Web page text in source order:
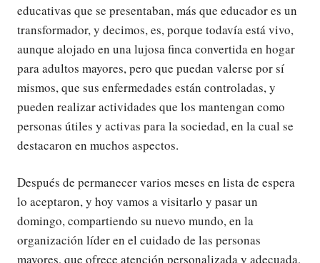
educativas que se presentaban, más que educador es un
transformador, y decimos, es, porque todavía está vivo,
aunque alojado en una lujosa finca convertida en hogar
para adultos mayores, pero que puedan valerse por sí
mismos, que sus enfermedades están controladas, y
pueden realizar actividades que los mantengan como
personas útiles y activas para la sociedad, en la cual se
destacaron en muchos aspectos.
Después de permanecer varios meses en lista de espera
lo aceptaron, y hoy vamos a visitarlo y pasar un
domingo, compartiendo su nuevo mundo, en la
organización líder en el cuidado de las personas
mayores, que ofrece atención personalizada y adecuada,